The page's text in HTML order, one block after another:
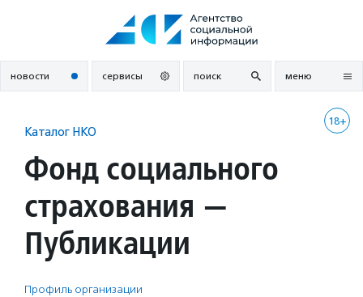
новости сервисы поиск меню
18+
Каталог НКО
Фонд социального
страхования —
Публикации
Профиль организации